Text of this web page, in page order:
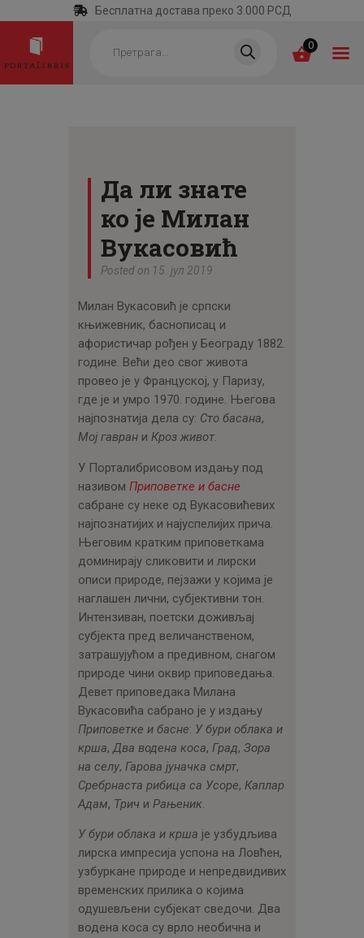
Бесплатна достава преко 3.000 РСД
search 0
НАЈПРОДАВАНИЈЕ
НОВЕ КЊИГЕ
ОТРГНУТО ОД
ЗАБОРАВА
АУТОРИ
АКТУЕЛНОСТИ
ЦЕНОВНИК
ПИСМО
Да ли знате
ко је Милан
Вукасовић
Posted on 15. јул 2019
Милан Вукасовић је српски
књижевник, баснописац и
афористичар рођен у Београду 1882.
године. Већи део свог живота
провео је у Француској, у Паризу,
где је и умро 1970. године. Његова
најпознатија дела су: Сто басана,
Мој гаврани Кроз живот.
У Порталибрисовом издању под
називом Приповетке и басне
сабране су неке од Вукасовићевих
најпознатијих и најуспелијих прича.
Његовим кратким приповеткама
доминирају сликовити и лирски
описи природе, пејзажи у којима је
наглашен лични, субјективни тон.
Интензиван, поетски доживљај
субјекта пред величанственом,
затрашујућом а предивном, снагом
природе чини оквир приповедања.
Девет приповедака Милана
Вукасовића сабрано је у издању
Приповетке и басне: У бури облака и
крша, Два водена коса, Град, Зора
на селу, Гарова јуначка смрт,
Сребрнаста рибица са Усоре, Каплар
Адам, Трич и Рањеник.
У бури облака и крша је узбудљива
лирска импресија успона на Ловћен,
узбуркане природе и непредвидивих
временских прилика о којима
одушевљени субјекат сведочи. Два
водена коса су врло необична и